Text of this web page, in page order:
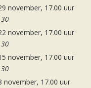
november, 17.00 uur
november, 17.00 uur
november, 17.00 uur
november, 17.00 uur